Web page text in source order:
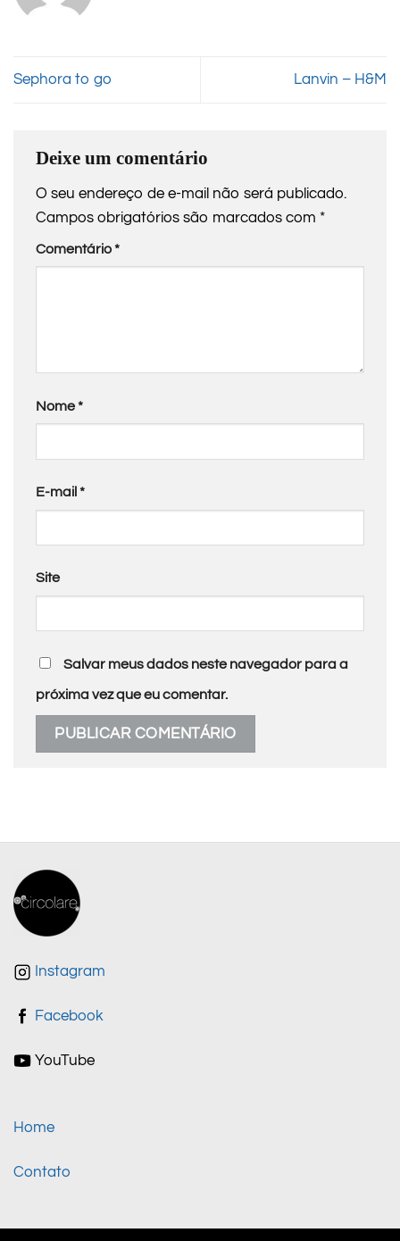
Sephora to go Lanvin – H&M
Deixe um comentário
O seu endereço de e-mail não será publicado.
Campos obrigatórios são marcados com *
Comentário*
Nome*
E-mail *
Site
Salvar meus dados neste navegador para a
próxima vez que eu comentar.
Instagram
Facebook
YouTube
Home
Contato